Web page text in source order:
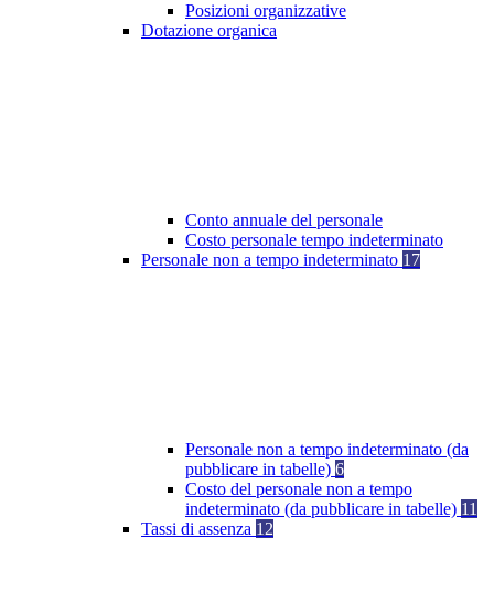
Posizioni organizzative
Dotazione organica
Conto annuale del personale
Costo personale tempo indeterminato
Personale non a tempo indeterminato 17
Personale non a tempo indeterminato (da
pubblicare in tabelle) 6
Costo del personale non a tempo
indeterminato (da pubblicare in tabelle) 11
Tassi di assenza 12